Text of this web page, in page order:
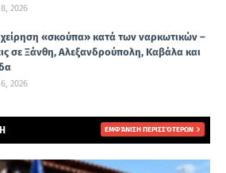
2026
«σκούπα» κατά των ναρκωτικών –
σε Ξάνθη, Αλεξανδρούπολη, Καβάλα και
2026
ΕΜΦΆΝΙΣΗ ΠΕΡΙΣΣΌΤΕΡΩΝ